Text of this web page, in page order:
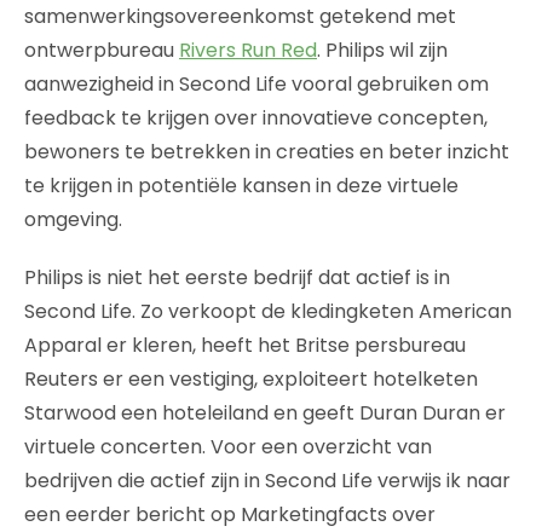
samenwerkingsovereenkomst getekend met
ontwerpbureau Rivers Run Red. Philips wil zijn
aanwezigheid in Second Life vooral gebruiken om
feedback te krijgen over innovatieve concepten,
bewoners te betrekken in creaties en beter inzicht
te krijgen in potentiële kansen in deze virtuele
omgeving.
Philips is niet het eerste bedrijf dat actief is in
Second Life. Zo verkoopt de kledingketen American
Apparal er kleren, heeft het Britse persbureau
Reuters er een vestiging, exploiteert hotelketen
Starwood een hoteleiland en geeft Duran Duran er
virtuele concerten. Voor een overzicht van
bedrijven die actief zijn in Second Life verwijs ik naar
een eerder bericht op Marketingfacts over